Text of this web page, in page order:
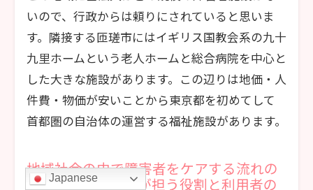
いので、行政からは頼りにされていると思いま
す。隣接する匝瑳市にはイギリス国教会系の九十
九里ホームという老人ホームと総合病院を中心と
した大きな施設があります。この辺りは地価・人
件費・物価が安いことから東京都を初めてして
首都圏の自治体の運営する福祉施設があります。
地域社会の中で障害者をケアする流れの
中て、居住型施設が担う役割と利用者の
Japanese